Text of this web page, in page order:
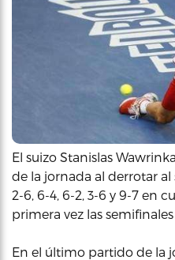
El suizo Stanislas
de la jornada al derrotar
2-6, 6-4, 6-2, 3-6 y 9-7 en
primera vez las
En el último partido de la